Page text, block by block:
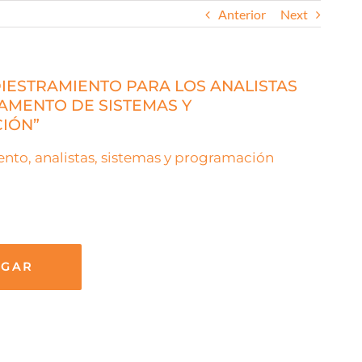
Anterior Next
PARA LOS ANALISTAS
DE SISTEMAS Y
analistas, sistemas y programación